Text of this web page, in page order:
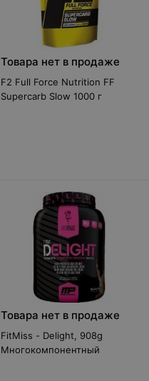
Товара нет в продаже
F2 Full Force Nutrition FF
Supercarb Slow 1000 г
Товара нет в продаже
FitMiss - Delight, 908g
Многокомпонентный